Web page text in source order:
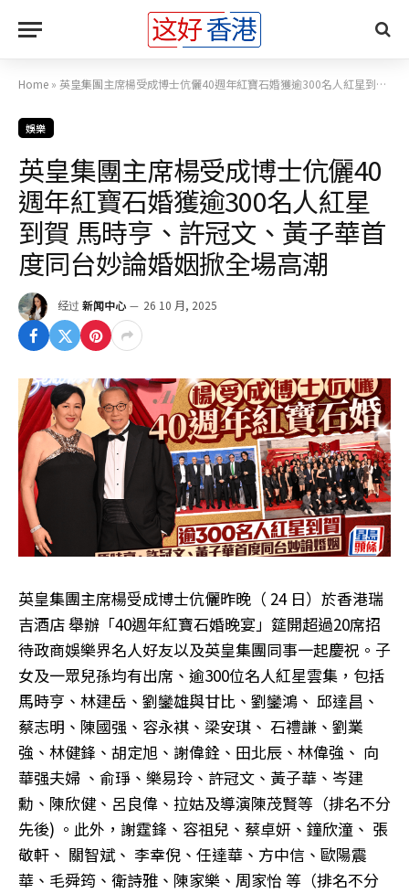
Home » 英皇集團主席楊受成博士伉儷40週年紅寶石婚獲逾300名人紅星到賀 馬時亨、許冠文、黃子華首度同台妙論婚姻掀全場高潮
娛樂
英皇集團主席楊受成博士伉儷40
週年紅寶石婚獲逾300名人紅星
到賀 馬時亨、許冠文、黃子華首
度同台妙論婚姻掀全場高潮
经过 新闻中心 26 10 月, 2025
英皇集團主席楊受成博士伉儷昨晚（ 24 日）於香港瑞
吉酒店 舉辦「40週年紅寶石婚晚宴」筵開超過20席招
待政商娛樂界名人好友以及英皇集團同事一起慶祝。子
女及一眾兒孫均有出席、逾300位名人紅星雲集，包括
馬時亨、林建岳、劉鑾雄與甘比、劉鑾鴻、 邱達昌、
蔡志明、陳國强、容永褀、梁安琪、 石禮謙、劉業
強、林健鋒、胡定旭、謝偉銓、田北辰、林偉強、 向
華强夫婦 、俞琤、樂易玲、許冠文、黃子華、岑建
勳、陳欣健、呂良偉、拉姑及導演陳茂賢等（排名不分
先後) 。此外，謝霆鋒、容祖兒、蔡卓妍、鐘欣潼、 張
敬軒、 關智斌、 李幸倪、任達華、方中信、歐陽震
華、毛舜筠、衛詩雅、陳家樂、周家怡 等（排名不分